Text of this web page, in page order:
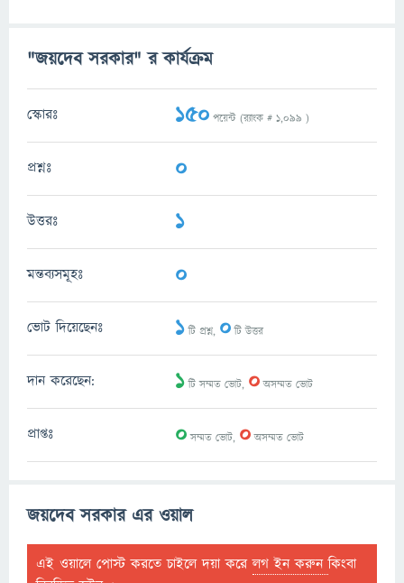
"জয়দেব সরকার" র কার্যক্রম
স্কোরঃ 150 পয়েন্ট (র‌্যাংক # 1,099 )
প্রশ্নঃ 0
উত্তরঃ 1
মন্তব্যসমূহঃ 0
ভোট দিয়েছেনঃ 1টি প্রশ্ন, 0টি উত্তর
দান করেছেন: 1টি সম্মত ভোট, 0অসম্মত ভোট
প্রাপ্তঃ 0সম্মত ভোট, 0অসম্মত ভোট
জয়দেব সরকার এর ওয়াল
এই ওয়ালে পোস্ট করতে চাইলে দয়া করেলগ ইন করুনকিংবা